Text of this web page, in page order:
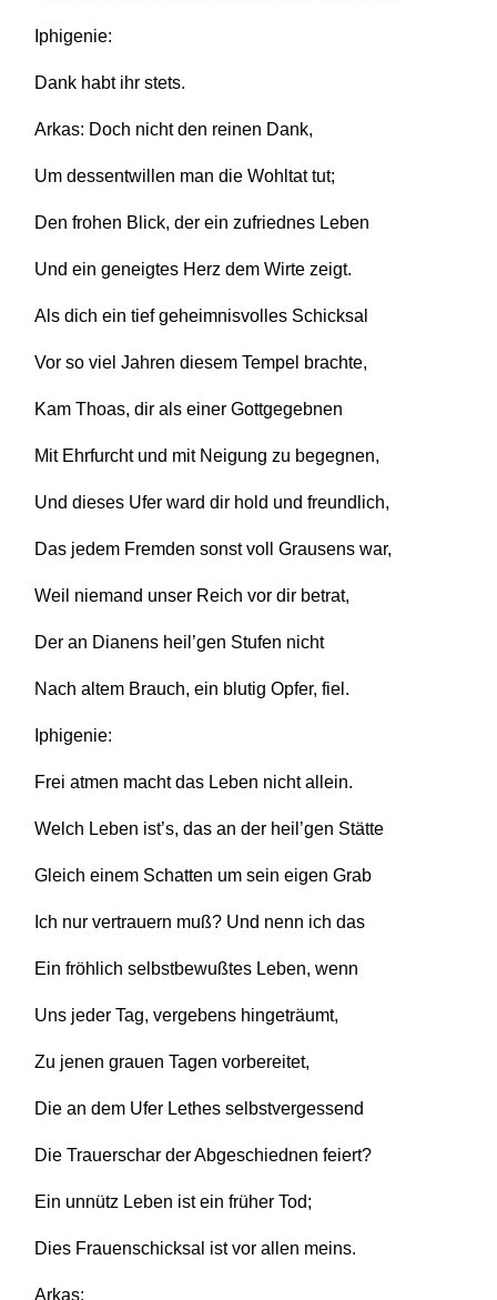
Iphigenie:
Dank habt ihr stets.
Arkas: Doch nicht den reinen Dank,
Um dessentwillen man die Wohltat tut;
Den frohen Blick, der ein zufriednes Leben
Und ein geneigtes Herz dem Wirte zeigt.
Als dich ein tief geheimnisvolles Schicksal
Vor so viel Jahren diesem Tempel brachte,
Kam Thoas, dir als einer Gottgegebnen
Mit Ehrfurcht und mit Neigung zu begegnen,
Und dieses Ufer ward dir hold und freundlich,
Das jedem Fremden sonst voll Grausens war,
Weil niemand unser Reich vor dir betrat,
Der an Dianens heil’gen Stufen nicht
Nach altem Brauch, ein blutig Opfer, fiel.
Iphigenie:
Frei atmen macht das Leben nicht allein.
Welch Leben ist’s, das an der heil’gen Stätte
Gleich einem Schatten um sein eigen Grab
Ich nur vertrauern muß? Und nenn ich das
Ein fröhlich selbstbewußtes Leben, wenn
Uns jeder Tag, vergebens hingeträumt,
Zu jenen grauen Tagen vorbereitet,
Die an dem Ufer Lethes selbstvergessend
Die Trauerschar der Abgeschiednen feiert?
Ein unnütz Leben ist ein früher Tod;
Dies Frauenschicksal ist vor allen meins.
Arkas: